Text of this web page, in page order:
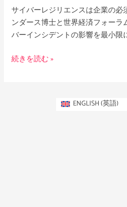
サイバーレジリエンスは企業の必
ンダース博士と世界経済フォーラ
バーインシデントの影響を最小限
の
た
め
戦
続きを読む »
ENGLISH(英語)